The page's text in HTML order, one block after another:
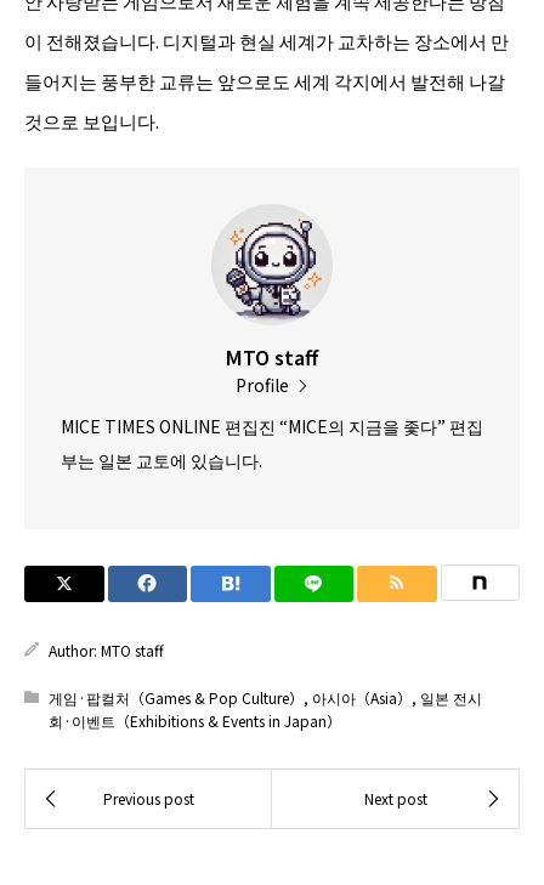
이 전해졌습니다. 디지털과 현실 세계가 교차하는 장소에서 만
들어지는 풍부한 교류는 앞으로도 세계 각지에서 발전해 나갈
것으로 보입니다.
MTO staff
Profile
MICE TIMES ONLINE 편집진 “MICE의 지금을 좇다” 편집
부는 일본 교토에 있습니다.
Author: MTO staff
게임·팝컬처（Games & Pop Culture） , 아시아（Asia） , 일본 전시
회·이벤트（Exhibitions & Events in Japan）